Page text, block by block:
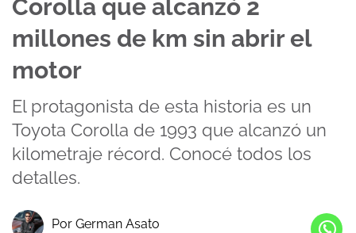
Corolla que alcanzó 2
millones de km sin abrir el
motor
El protagonista de esta historia es un
Toyota Corolla de 1993 que alcanzó un
kilometraje récord. Conocé todos los
detalles.
Por German Asato